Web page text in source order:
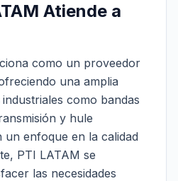
Atiende a
como un proveedor
una amplia
como bandas
y hule
un enfoque en la calidad
PTI LATAM se
las necesidades